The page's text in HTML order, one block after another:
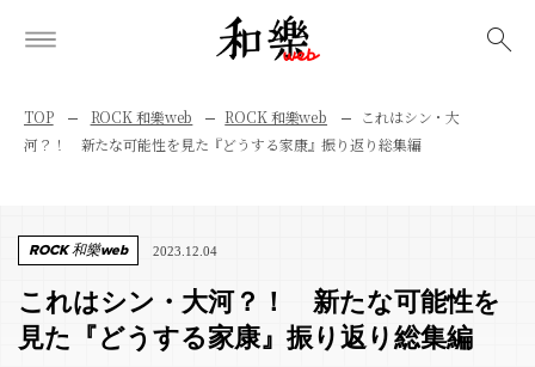
TOP ROCK 和樂web ROCK 和樂web
これはシン・大
河？！ 新たな可能性を見た『どうする家康』振り返り総集編
ROCK 和樂web 2023.12.04
これはシン・大河？！ 新たな可能性を
見た『どうする家康』振り返り総集編